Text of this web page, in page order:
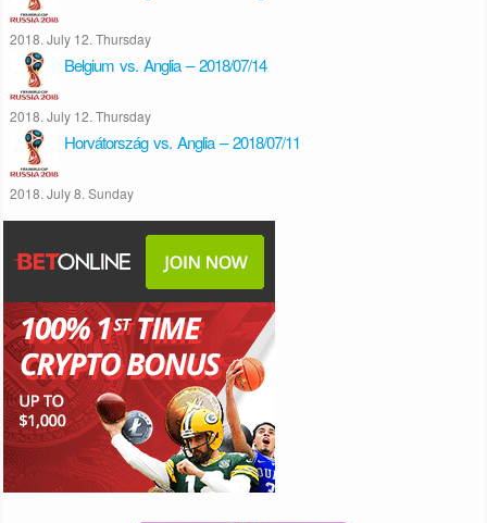
2018. July 12. Thursday
Belgium vs. Anglia – 2018/07/14
2018. July 12. Thursday
Horvátország vs. Anglia – 2018/07/11
2018. July 8. Sunday